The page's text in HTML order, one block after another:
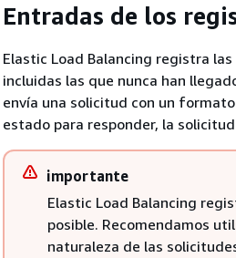
Entradas de los
Elastic Load Balancing registra
incluidas las que nunca han
envía una solicitud con un
estado para responder, la
importante
Elastic Load Balancing
posible. Recomendamos
naturaleza de las